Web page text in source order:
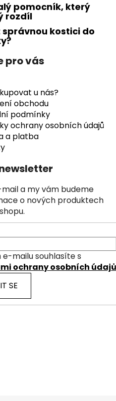
pomocník, který
rozdíl
kostici do
pro vás
u nás?
obchodu
podmínky
ochrany osobních údajů
a platba
a my vám budeme
o nových produktech
e-mailu souhlasíte s
ochrany osobních údajů
SE